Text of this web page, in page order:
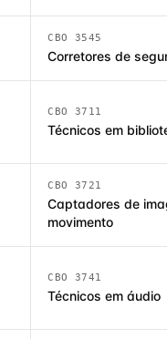
CBO 3545
Corretores de
CBO 3711
Técnicos em
CBO 3721
Captadores de
movimento
CBO 3741
Técnicos em áudio